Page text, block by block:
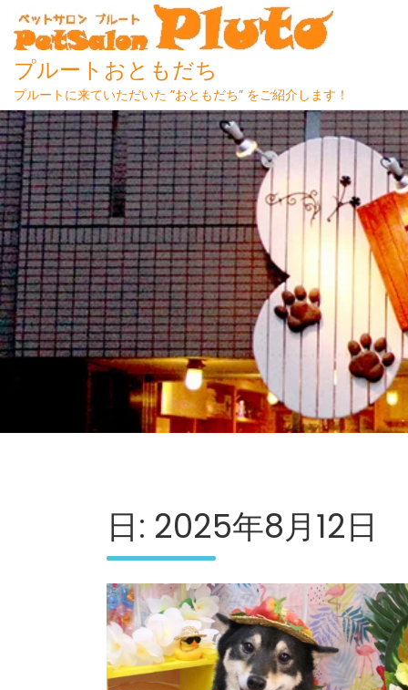
Skip
to
content
プルートおともだち
プルートに来ていただいた ”おともだち” をご紹介します！
日: 2025年8月12日